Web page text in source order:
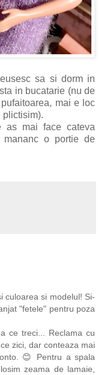
sa si dorm in
in bucatarie (nu de
mai e loc
plictisim).
as mai face cateva
mananc o portie de
culoarea si modelul! Si-
"fetele" pentru poza
ce treci... Reclama cu
zici, dar conteaza mai
😊 Pentru a spala
zeama de lamaie,